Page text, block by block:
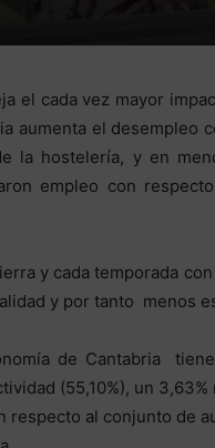
el cada vez mayor
aumenta el desempleo
la hostelería, y en
empleo con
y cada temporada
y por tanto menos
de Cantabria
(55,10%), un 3,63%
respecto al conjunto de